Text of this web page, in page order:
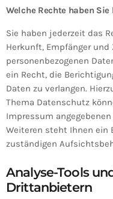
Welche Rechte haben
Sie haben jederzeit das
Herkunft, Empfänger
personenbezogenen
ein Recht, die
Daten zu verlangen.
Thema Datenschutz
Impressum
Weiteren steht Ihnen ein
zuständigen
Analyse-Tools
Drittanbietern